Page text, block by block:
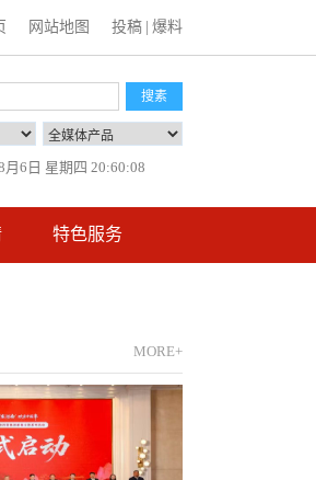
网站地图 投稿 爆料
搜素
月6日 星期四 20:60:09
特色服务
MORE+